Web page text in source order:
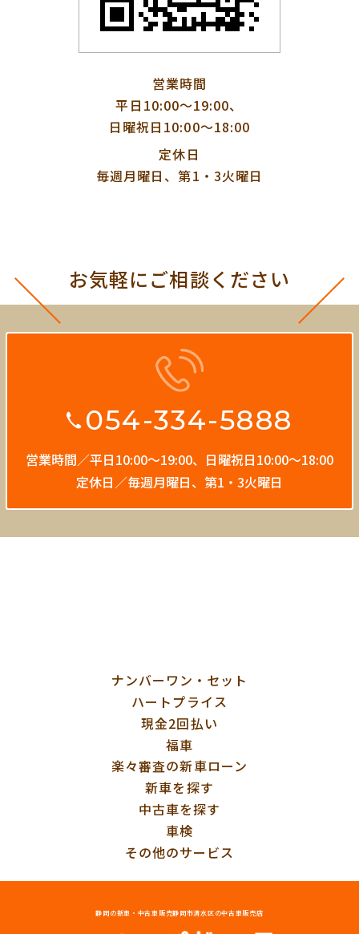
営業時間
平日10:00〜19:00、
日曜祝日10:00〜18:00
定休日
毎週月曜日、第1・3火曜日
お気軽にご相談ください
054-334-5888
営業時間／平日10:00〜19:00、 日曜祝日10:00〜18:00
定休日／毎週月曜日、第1・3火曜日
ナンバーワン・セット
ハートプライス
現金2回払い
福車
楽々審査の新車ローン
新車を探す
中古車を探す
車検
その他のサービス
静岡の新車・中古車販売静岡市清水区の中古車販売店